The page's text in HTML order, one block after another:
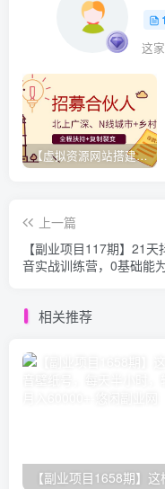
这
【虚拟资源网站搭建服务】加盟本站系统，做一个和本站一样的独立网站，躺赚的项目
上一篇
【副业项目117期】21天
音实战训练营，0基础能
相关推荐